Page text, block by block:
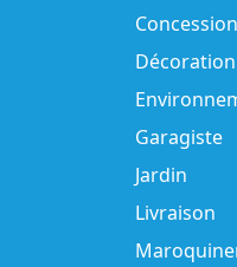
Décoration
Garagiste
Jardin
Livraison